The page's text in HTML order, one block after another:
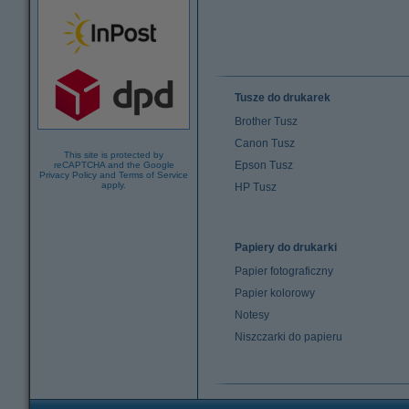
This site is protected by
reCAPTCHA and the Google
Privacy Policy and Terms of Service
apply.
Tusze do drukarek
Brother Tusz
Canon Tusz
Epson Tusz
HP Tusz
Papiery do drukarki
Papier fotograficzny
Papier kolorowy
Notesy
Niszczarki do papieru